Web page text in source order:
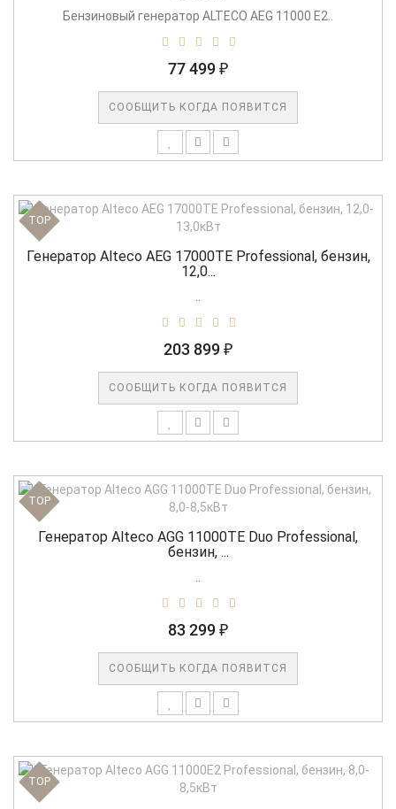
Бензиновый генератор ALTECO AEG 11000 E2..
77 499 ₽
СООБЩИТЬ КОГДА ПОЯВИТСЯ
TOP
Генератор Alteco AEG 17000TE Professional, бензин,
12,0...
203 899 ₽
СООБЩИТЬ КОГДА ПОЯВИТСЯ
TOP
Генератор Alteco AGG 11000TE Duo Professional,
бензин, ...
83 299 ₽
СООБЩИТЬ КОГДА ПОЯВИТСЯ
TOP